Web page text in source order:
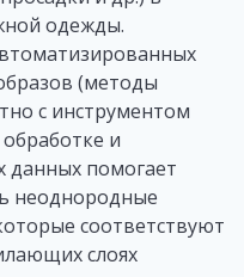
одежды.
(методы
с инструментом
и
данных помогает
неоднородные
соответствуют
слоях